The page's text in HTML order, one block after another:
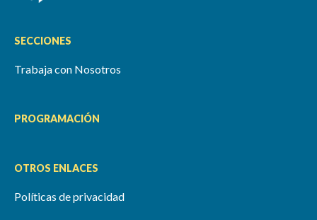
SECCIONES
Trabaja con Nosotros
PROGRAMACIÓN
OTROS ENLACES
Políticas de privacidad